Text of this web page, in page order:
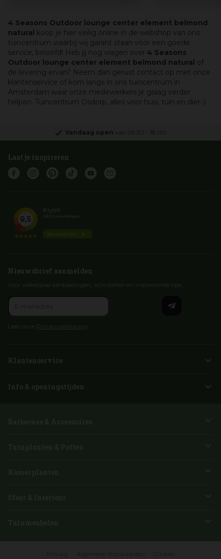
4 Seasons Outdoor lounge center element belmond
natural koop je hier veilig online in de webshop van ons
tuincentrum waarbij wij garant staan voor een goede
service, beloofd! Heb jij nog vragen over 4 Seasons
Outdoor lounge center element belmond natural of
de levering ervan? Neem dan gerust contact op met onze
klantenservice of kom langs in ons tuincentrum in
Amsterdam waar onze medewerkers je graag verder
helpen. Tuincentrum Osdorp, alles voor huis, tuin en dier :)
Vandaag open van 09:30 18:00
Laat je inspireren
Nieuwsbrief aanmelden
Voor wekelijkse aanbiedingen, activiteiten en inspirerende tips
Lees onze Privacyverklaring
Klantenservice
Info & openingstijden